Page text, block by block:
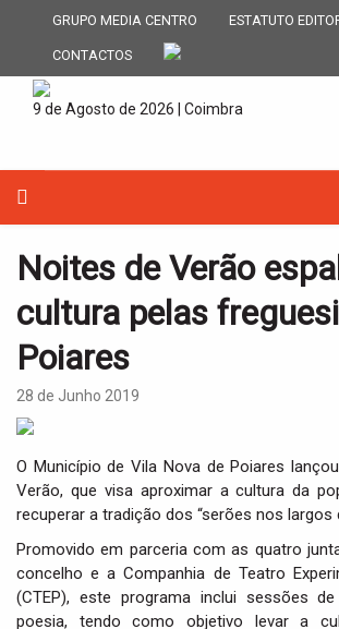
GRUPO MEDIA CENTRO ESTATUTO
CONTACTOS
9 de Agosto de 2026 | Coimbra
Noites de Verão
cultura pelas
Poiares
28 de Junho 2019
O Município de Vila Nova de Poiares
Verão, que visa aproximar a cultura da
recuperar a tradição dos “serões nos largos
Promovido em parceria com as quatro
concelho e a Companhia de Teatro
(CTEP), este programa inclui sessões
poesia, tendo como objetivo levar a